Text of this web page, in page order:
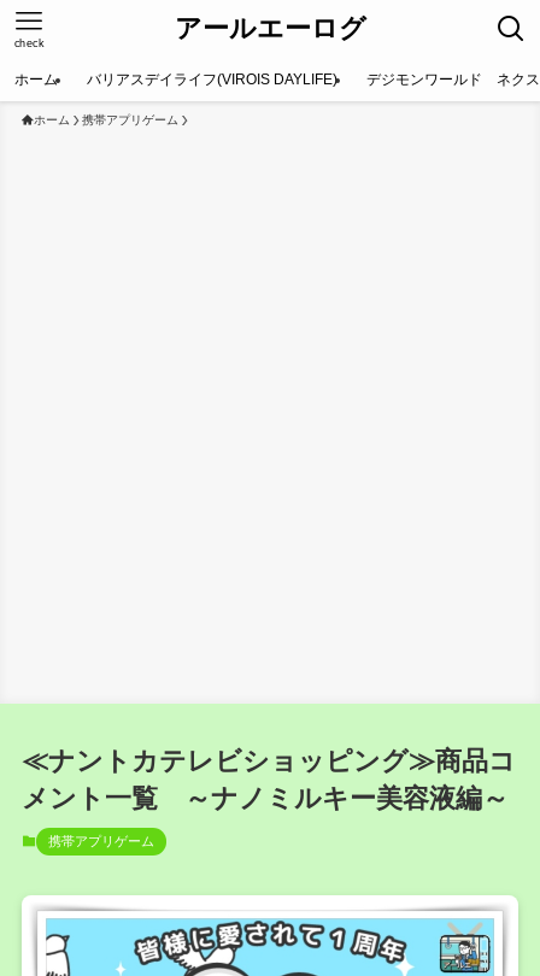
アールエーログ
check
ホーム バリアスデイライフ(VIROIS DAYLIFE) デジモンワールド ネク
ホーム 携帯アプリゲーム
≪ナントカテレビショッピング≫商品コ
メント一覧 ～ナノミルキー美容液編～
携帯アプリゲーム